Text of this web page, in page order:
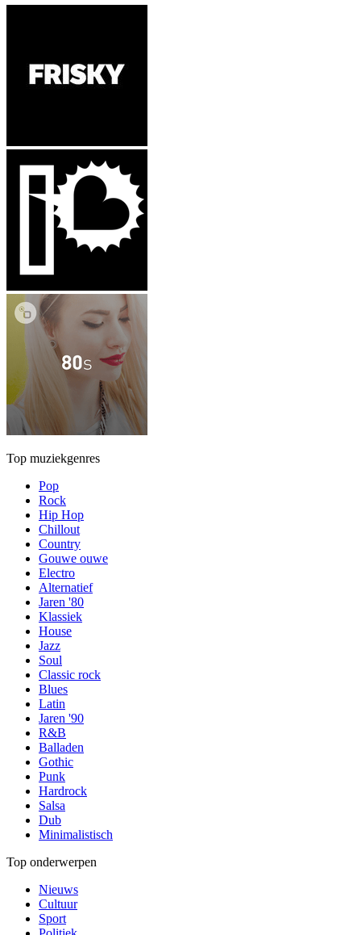
Top muziekgenres
Pop
Rock
Hip Hop
Chillout
Country
Gouwe ouwe
Electro
Alternatief
Jaren '80
Klassiek
House
Jazz
Soul
Classic rock
Blues
Latin
Jaren '90
R&B
Balladen
Gothic
Punk
Hardrock
Salsa
Dub
Minimalistisch
Top onderwerpen
Nieuws
Cultuur
Sport